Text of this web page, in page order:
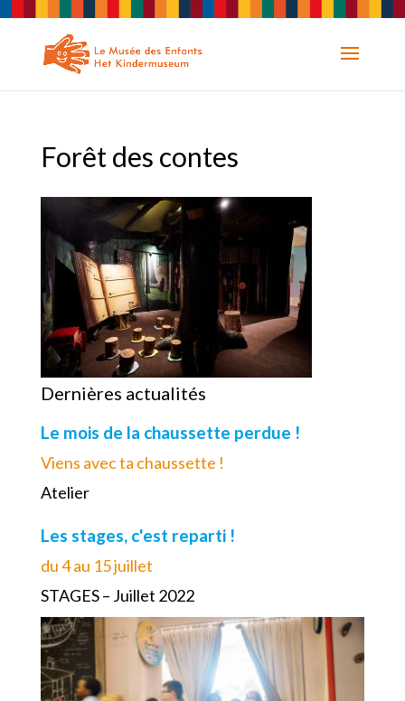
Forêt des contes
Dernières actualités
Le mois de la chaussette perdue !
Viens avec ta chaussette !
Atelier
Les stages, c'est reparti !
du 4 au 15 juillet
STAGES – Juillet 2022